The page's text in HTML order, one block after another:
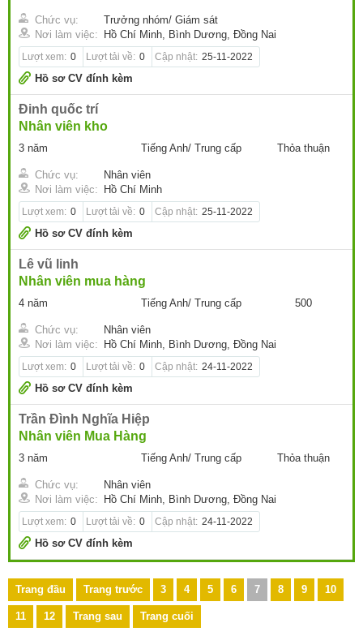
Chức vụ:
Trưởng nhóm/ Giám sát
Nơi làm việc:
Hồ Chí Minh, Bình Dương, Đồng Nai
Lượt xem: 0 Lượt tải về: 0 Cập nhật: 25-11-2022
Hồ sơ CV đính kèm
Đinh quốc trí
Nhân viên kho
3 năm Tiếng Anh/ Trung cấp Thỏa thuận
Chức vụ:
Nhân viên
Nơi làm việc:
Hồ Chí Minh
Lượt xem: 0 Lượt tải về: 0 Cập nhật: 25-11-2022
Hồ sơ CV đính kèm
Lê vũ linh
Nhân viên mua hàng
4 năm Tiếng Anh/ Trung cấp 500
Chức vụ:
Nhân viên
Nơi làm việc:
Hồ Chí Minh, Bình Dương, Đồng Nai
Lượt xem: 0 Lượt tải về: 0 Cập nhật: 24-11-2022
Hồ sơ CV đính kèm
Trần Đình Nghĩa Hiệp
Nhân viên Mua Hàng
3 năm Tiếng Anh/ Trung cấp Thỏa thuận
Chức vụ:
Nhân viên
Nơi làm việc:
Hồ Chí Minh, Bình Dương, Đồng Nai
Lượt xem: 0 Lượt tải về: 0 Cập nhật: 24-11-2022
Hồ sơ CV đính kèm
Trang đầu Trang trước 3 4 5 6 7 8 9 10
11 12 Trang sau Trang cuối